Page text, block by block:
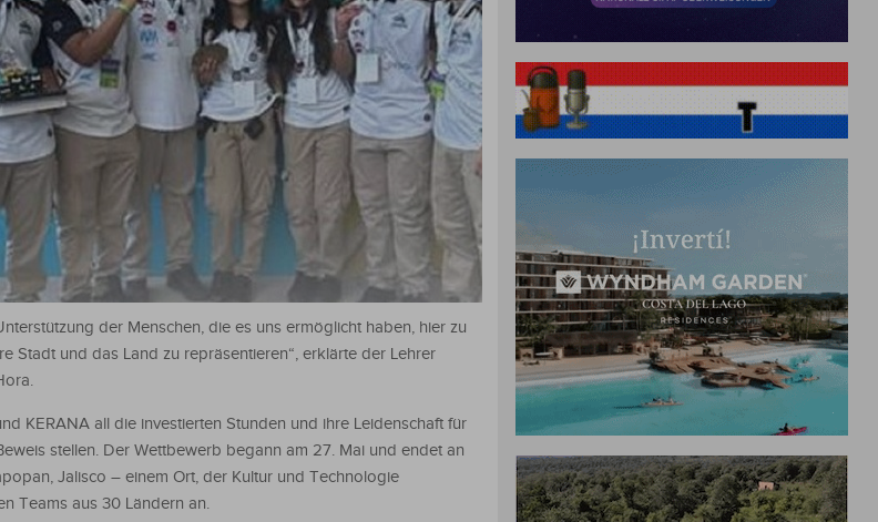
der Menschen, die es uns ermöglicht haben, hier zu
Stadt und das Land zu repräsentieren“, erklärte der Lehrer
KERANA all die investierten Stunden und ihre Leidenschaft für
stellen. Der Wettbewerb begann am 27. Mai und endet an
Jalisco – einem Ort, der Kultur und Technologie
Teams aus 30 Ländern an.